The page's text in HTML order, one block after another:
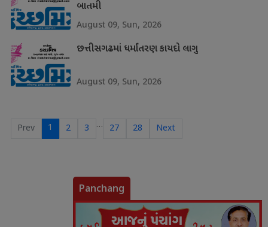
બાતમી
August 09, Sun, 2026
છત્તીસગઢમાં ધર્માંતરણ કાયદો લાગુ
August 09, Sun, 2026
Prev 1 2 3 … 27 28 Next
Panchang